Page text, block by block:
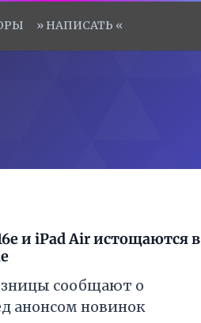
» НАПИСАТЬ «
и iPad Air истощаются в
сообщают о
анонсом новинок